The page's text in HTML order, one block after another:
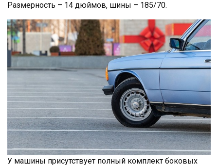
Размерность – 14 дюймов, шины – 185/70.
У машины присутствует полный комплект боковых